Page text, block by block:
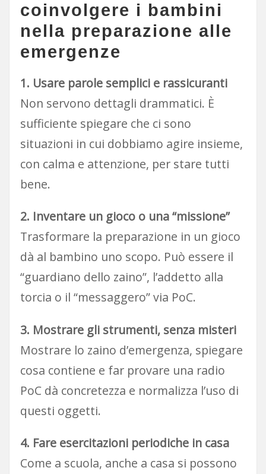
coinvolgere i bambini
nella preparazione alle
emergenze
1. Usare parole semplici e rassicuranti
Non servono dettagli drammatici. È
sufficiente spiegare che ci sono
situazioni in cui dobbiamo agire insieme,
con calma e attenzione, per stare tutti
bene.
2. Inventare un gioco o una “missione”
Trasformare la preparazione in un gioco
dà al bambino uno scopo. Può essere il
“guardiano dello zaino”, l’addetto alla
torcia o il “messaggero” via PoC.
3. Mostrare gli strumenti, senza misteri
Mostrare lo zaino d’emergenza, spiegare
cosa contiene e far provare una radio
PoC dà concretezza e normalizza l’uso di
questi oggetti.
4. Fare esercitazioni periodiche in casa
Come a scuola, anche a casa si possono